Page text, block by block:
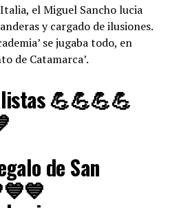
el Miguel Sancho lucia
y cargado de ilusiones.
se jugaba todo, en
de Catamarca’.
💪💪💪💪
de San